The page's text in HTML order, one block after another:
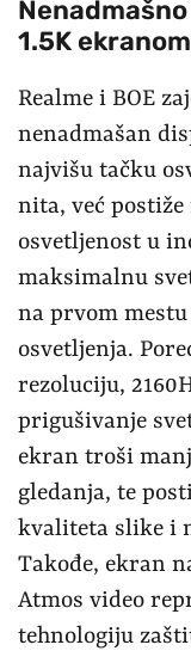
1.5K ekranom
Realme i BOE
nenadmašan
najvišu tačku
nita, već
osvetljenost u
maksimalnu
na prvom
osvetljenja.
rezoluciju,
prigušivanje
ekran troši
gledanja, te
kvaliteta slike i
Takođe, ekran
Atmos video
tehnologiju